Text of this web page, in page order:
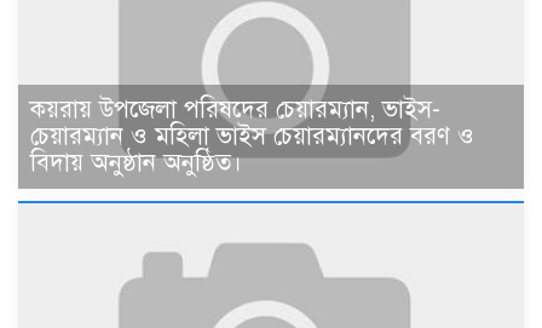
কয়রায় উপজেলা পরিষদের চেয়ারম্যান, ভাইস-
চেয়ারম্যান ও মহিলা ভাইস চেয়ারম্যানদের বরণ ও
বিদায় অনুষ্ঠান অনুষ্ঠিত।